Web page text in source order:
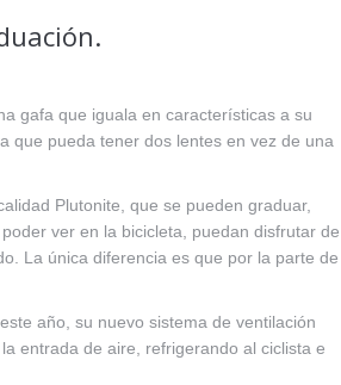
gafa que iguala en características a su
que pueda tener dos lentes en vez de una
Plutonite, que se pueden graduar,
ver en la bicicleta, puedan disfrutar de
La única diferencia es que por la parte de
año, su nuevo sistema de ventilación
entrada de aire, refrigerando al ciclista e